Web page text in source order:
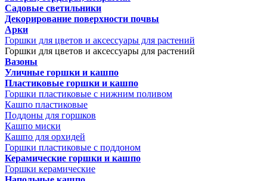
Садовые светильники
Декорирование поверхности почвы
Арки
Горшки для цветов и аксессуары для растений
Горшки для цветов и аксессуары для растений
Вазоны
Уличные горшки и кашпо
Пластиковые горшки и кашпо
Горшки пластиковые с нижним поливом
Кашпо пластиковые
Поддоны для горшков
Кашпо миски
Кашпо для орхидей
Горшки пластиковые с поддоном
Керамические горшки и кашпо
Горшки керамические